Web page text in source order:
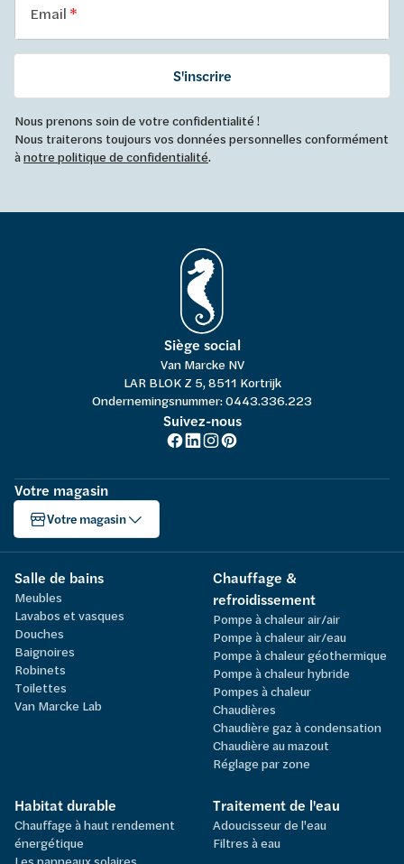
Email
S'inscrire
Nous prenons soin de votre confidentialité !
Nous traiterons toujours vos données personnelles conformément
ànotre politique de confidentialité.
Siège social
Van Marcke NV
LAR BLOK Z 5, 8511 Kortrijk
Ondernemingsnummer: 0443.336.223
Suivez-nous
Votre magasin
Votre magasin
Salle de bains
Meubles
Lavabos et vasques
Douches
Baignoires
Robinets
Toilettes
Van Marcke Lab
Chauffage &
refroidissement
Pompe à chaleur air/air
Pompe à chaleur air/eau
Pompe à chaleur géothermique
Pompe à chaleur hybride
Pompes à chaleur
Chaudières
Chaudière gaz à condensation
Chaudière au mazout
Réglage par zone
Habitat durable
Chauffage à haut rendement
énergétique
Traitement de l'eau
Adoucisseur de l'eau
Filtres à eau